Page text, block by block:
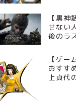
【黒
せない
後のラ
【ゲ
おすす
上貞代